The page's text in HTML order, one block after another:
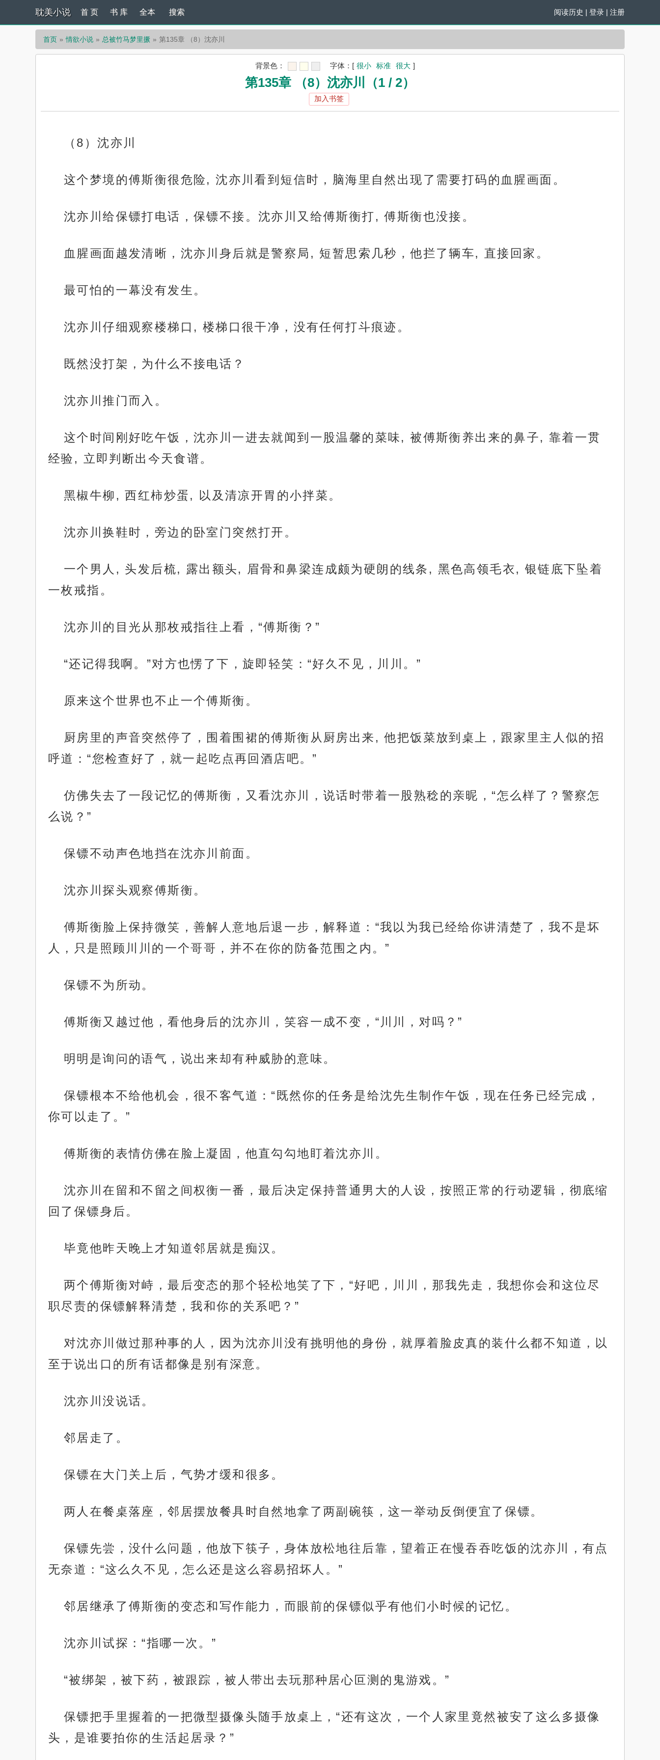
耽美小说 阅读历史 | 登录 | 注册
首 页 书 库 全本 搜索
首页 情欲小说 总被竹马梦里撅 第135章 （8）沈亦川
背景色： 字体： [ 很小 标准 很大 ]
第135章 （8）沈亦川（1 / 2）
加入书签
（8）沈亦川
这个梦境的傅斯衡很危险, 沈亦川看到短信时，脑海里自然出现了需要打码的血腥画面。
沈亦川给保镖打电话，保镖不接。沈亦川又给傅斯衡打, 傅斯衡也没接。
血腥画面越发清晰，沈亦川身后就是警察局, 短暂思索几秒，他拦了辆车, 直接回家。
最可怕的一幕没有发生。
沈亦川仔细观察楼梯口, 楼梯口很干净，没有任何打斗痕迹。
既然没打架，为什么不接电话？
沈亦川推门而入。
这个时间刚好吃午饭，沈亦川一进去就闻到一股温馨的菜味, 被傅斯衡养出来的鼻子, 靠着一贯
经验, 立即判断出今天食谱。
黑椒牛柳, 西红柿炒蛋, 以及清凉开胃的小拌菜。
沈亦川换鞋时，旁边的卧室门突然打开。
一个男人, 头发后梳, 露出额头, 眉骨和鼻梁连成颇为硬朗的线条, 黑色高领毛衣, 银链底下坠着
一枚戒指。
沈亦川的目光从那枚戒指往上看，“傅斯衡？”
“还记得我啊。”对方也愣了下，旋即轻笑：“好久不见，川川。”
原来这个世界也不止一个傅斯衡。
厨房里的声音突然停了，围着围裙的傅斯衡从厨房出来, 他把饭菜放到桌上，跟家里主人似的招
呼道：“您检查好了，就一起吃点再回酒店吧。”
仿佛失去了一段记忆的傅斯衡，又看沈亦川，说话时带着一股熟稔的亲昵，“怎么样了？警察怎
么说？”
保镖不动声色地挡在沈亦川前面。
沈亦川探头观察傅斯衡。
傅斯衡脸上保持微笑，善解人意地后退一步，解释道：“我以为我已经给你讲清楚了，我不是坏
人，只是照顾川川的一个哥哥，并不在你的防备范围之内。”
保镖不为所动。
傅斯衡又越过他，看他身后的沈亦川，笑容一成不变，“川川，对吗？”
明明是询问的语气，说出来却有种威胁的意味。
保镖根本不给他机会，很不客气道：“既然你的任务是给沈先生制作午饭，现在任务已经完成，
你可以走了。”
傅斯衡的表情仿佛在脸上凝固，他直勾勾地盯着沈亦川。
沈亦川在留和不留之间权衡一番，最后决定保持普通男大的人设，按照正常的行动逻辑，彻底缩
回了保镖身后。
毕竟他昨天晚上才知道邻居就是痴汉。
两个傅斯衡对峙，最后变态的那个轻松地笑了下，“好吧，川川，那我先走，我想你会和这位尽
职尽责的保镖解释清楚，我和你的关系吧？”
对沈亦川做过那种事的人，因为沈亦川没有挑明他的身份，就厚着脸皮真的装什么都不知道，以
至于说出口的所有话都像是别有深意。
沈亦川没说话。
邻居走了。
保镖在大门关上后，气势才缓和很多。
两人在餐桌落座，邻居摆放餐具时自然地拿了两副碗筷，这一举动反倒便宜了保镖。
保镖先尝，没什么问题，他放下筷子，身体放松地往后靠，望着正在慢吞吞吃饭的沈亦川，有点
无奈道：“这么久不见，怎么还是这么容易招坏人。”
邻居继承了傅斯衡的变态和写作能力，而眼前的保镖似乎有他们小时候的记忆。
沈亦川试探：“指哪一次。”
“被绑架，被下药，被跟踪，被人带出去玩那种居心叵测的鬼游戏。”
保镖把手里握着的一把微型摄像头随手放桌上，“还有这次，一个人家里竟然被安了这么多摄像
头，是谁要拍你的生活起居录？”